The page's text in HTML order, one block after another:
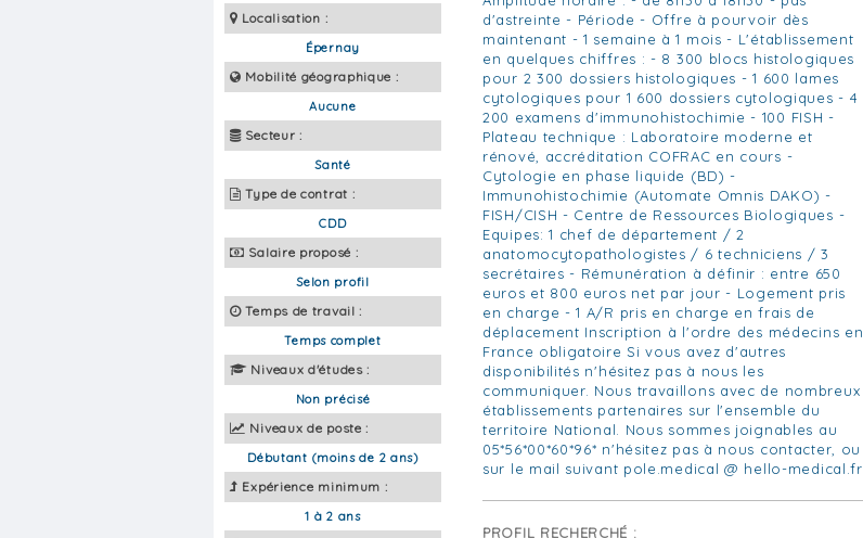
Localisation :
Épernay
Mobilité géographique :
Aucune
Secteur :
Santé
Type de contrat :
CDD
Salaire proposé :
Selon profil
Temps de travail :
Temps complet
Niveaux d'études :
Non précisé
Niveaux de poste :
Débutant (moins de 2 ans)
Expérience minimum :
1 à 2 ans
d'astreinte - Période - Offre à pourvoir dès
maintenant - 1 semaine à 1 mois - L'établissement
en quelques chiffres : - 8 300 blocs histologiques
pour 2 300 dossiers histologiques - 1 600 lames
cytologiques pour 1 600 dossiers cytologiques - 4
200 examens d'immunohistochimie - 100 FISH -
Plateau technique : Laboratoire moderne et
rénové, accréditation COFRAC en cours -
Cytologie en phase liquide (BD) -
Immunohistochimie (Automate Omnis DAKO) -
FISH/CISH - Centre de Ressources Biologiques -
Equipes: 1 chef de département / 2
anatomocytopathologistes / 6 techniciens / 3
secrétaires - Rémunération à définir : entre 650
euros et 800 euros net par jour - Logement pris
en charge - 1 A/R pris en charge en frais de
déplacement Inscription à l'ordre des médecins en
France obligatoire Si vous avez d'autres
disponibilités n'hésitez pas à nous les
communiquer. Nous travaillons avec de nombreux
établissements partenaires sur l'ensemble du
territoire National. Nous sommes joignables au
05*56*00*60*96* n'hésitez pas à nous contacter, ou
sur le mail suivant pole.medical @ hello-medical.fr
PROFIL RECHERCHÉ :